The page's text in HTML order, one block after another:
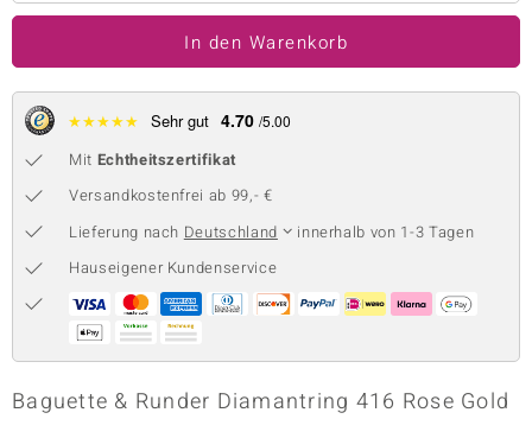
BY DE MELO
Collection
Classics
In den Warenkorb
★★★★★ Sehr gut 4.70 /5.00
Mit Echtheitszertifikat
Versandkostenfrei ab 99,- €
Lieferung nach Deutschland
innerhalb von 1-3 Tagen
Hauseigener Kundenservice
Baguette & Runder Diamantring 416 Rose Gold